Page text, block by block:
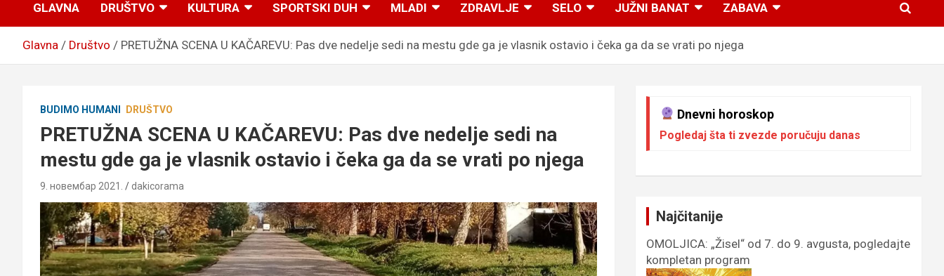
GLAVNA DRUŠTVO KULTURA SPORTSKI DUH MLADI ZDRAVLJE SELO JUŽNI BANAT ZABAVA
Glavna Društvo PRETUŽNA SCENA U KAČAREVU: Pas dve nedelje sedi na mestu gde ga je vlasnik ostavio i čeka ga da se vrati po njega
BUDIMO HUMANI DRUŠTVO
PRETUŽNA SCENA U KAČAREVU: Pas dve nedelje sedi na
mestu gde ga je vlasnik ostavio i čeka ga da se vrati po njega
9. новембар 2021. dakicorama
Dnevni horoskop
Pogledaj šta ti zvezde poručuju danas
Najčitanije
OMOLJICA: „Žisel“ od 7. do 9. avgusta, pogledajte
kompletan program